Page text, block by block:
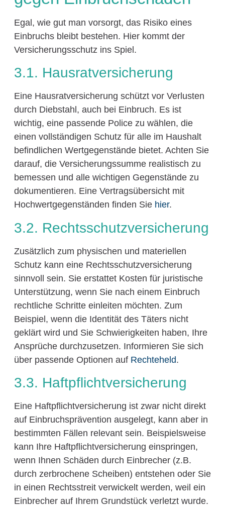
Egal, wie gut man vorsorgt, das Risiko eines
Einbruchs bleibt bestehen. Hier kommt der
Versicherungsschutz ins Spiel.
3.1. Hausratversicherung
Eine Hausratversicherung schützt vor Verlusten
durch Diebstahl, auch bei Einbruch. Es ist
wichtig, eine passende Police zu wählen, die
einen vollständigen Schutz für alle im Haushalt
befindlichen Wertgegenstände bietet. Achten Sie
darauf, die Versicherungssumme realistisch zu
bemessen und alle wichtigen Gegenstände zu
dokumentieren. Eine Vertragsübersicht mit
Hochwertgegenständen finden Sie hier.
3.2. Rechtsschutzversicherung
Zusätzlich zum physischen und materiellen
Schutz kann eine Rechtsschutzversicherung
sinnvoll sein. Sie erstattet Kosten für juristische
Unterstützung, wenn Sie nach einem Einbruch
rechtliche Schritte einleiten möchten. Zum
Beispiel, wenn die Identität des Täters nicht
geklärt wird und Sie Schwierigkeiten haben, Ihre
Ansprüche durchzusetzen. Informieren Sie sich
über passende Optionen auf Rechteheld.
3.3. Haftpflichtversicherung
Eine Haftpflichtversicherung ist zwar nicht direkt
auf Einbruchsprävention ausgelegt, kann aber in
bestimmten Fällen relevant sein. Beispielsweise
kann Ihre Haftpflichtversicherung einspringen,
wenn Ihnen Schäden durch Einbrecher (z.B.
durch zerbrochene Scheiben) entstehen oder Sie
in einen Rechtsstreit verwickelt werden, weil ein
Einbrecher auf Ihrem Grundstück verletzt wurde.